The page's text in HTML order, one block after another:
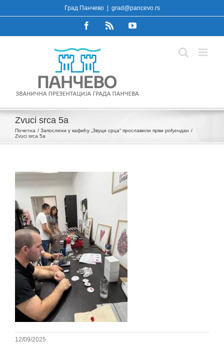
to
Град Панчево grad@pancevo.rs
FacebookRss YouTube
Zvuci srca 5a
Почетна
Запослени у кафићу „Звуци срца“ прославили први рођендан
Zvuci srca 5a
12/09/2025